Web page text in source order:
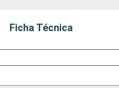
Ficha Técnica